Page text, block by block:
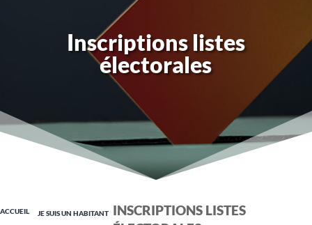
Inscriptions listes
électorales
ACCUEIL JE SUIS UN HABITANT
INSCRIPTIONS LISTES